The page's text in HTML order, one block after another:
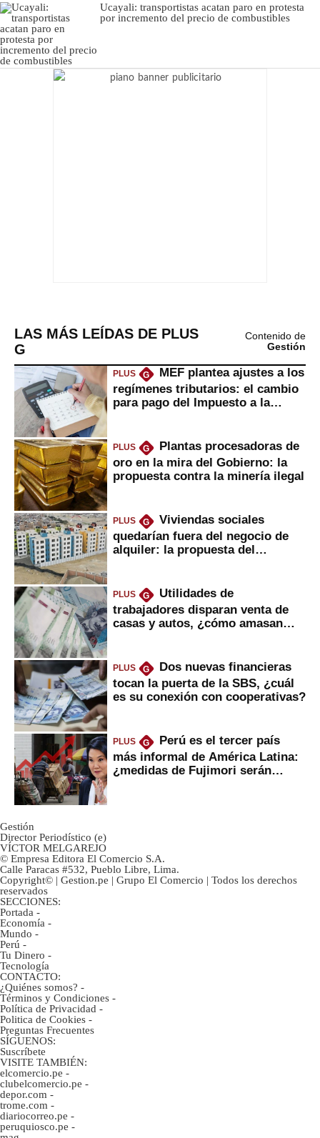
Ucayali: transportistas acatan paro en protesta
por incremento del precio de combustibles
LAS MÁS LEÍDAS DE PLUS
G
Contenido de
Gestión
PLUS G
MEF plantea ajustes a los
regímenes tributarios: el cambio
para pago del Impuesto a la
PLUS G
Plantas procesadoras de
oro en la mira del Gobierno: la
propuesta contra la minería ilegal
PLUS G
Viviendas sociales
quedarían fuera del negocio de
alquiler: la propuesta del
PLUS G
Utilidades de
trabajadores disparan venta de
casas y autos, ¿cómo amasan
PLUS G
Dos nuevas financieras
tocan la puerta de la SBS, ¿cuál
es su conexión con cooperativas?
PLUS G
Perú es el tercer país
más informal de América Latina:
¿medidas de Fujimori serán
Gestión
Director Periodístico (e)
VÍCTOR MELGAREJO
© Empresa Editora El Comercio S.A.
Calle Paracas #532, Pueblo Libre, Lima.
Copyright© | Gestion.pe | Grupo El Comercio | Todos los derechos
reservados
SECCIONES:
Portada -
Economía -
Mundo -
Perú -
Tu Dinero -
Tecnología
CONTACTO:
¿Quiénes somos? -
Términos y Condiciones -
Política de Privacidad -
Politica de Cookies -
Preguntas Frecuentes
SÍGUENOS:
Suscríbete
VISITE TAMBIÉN:
elcomercio.pe -
clubelcomercio.pe -
depor.com -
trome.com -
diariocorreo.pe -
peruquiosco.pe -